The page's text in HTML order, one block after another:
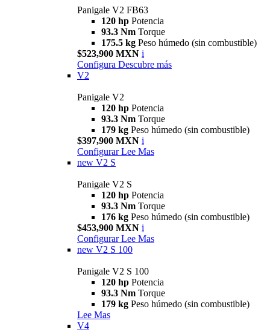
Panigale V2 FB63
120 hp Potencia
93.3 Nm Torque
175.5 kg Peso húmedo (sin combustible)
$523,900 MXN i
Configura Descubre más
V2
Panigale V2
120 hp Potencia
93.3 Nm Torque
179 kg Peso húmedo (sin combustible)
$397,900 MXN i
Configurar Lee Mas
new V2 S
Panigale V2 S
120 hp Potencia
93.3 Nm Torque
176 kg Peso húmedo (sin combustible)
$453,900 MXN i
Configurar Lee Mas
new V2 S 100
Panigale V2 S 100
120 hp Potencia
93.3 Nm Torque
179 kg Peso húmedo (sin combustible)
Lee Mas
V4